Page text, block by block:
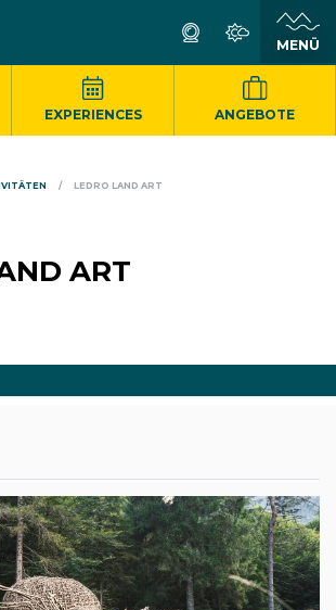
EXPERIENCES ANGEBOTE
LEDRO LAND ART
ART